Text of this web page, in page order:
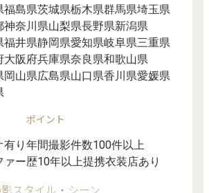
福島県茨城県栃木県群馬県埼玉県
神奈川県山梨県長野県新潟県
福井県静岡県愛知県岐阜県三重県
大阪府兵庫県奈良県和歌山県
岡山県広島県山口県香川県愛媛県
ポイント
り 年間撮影件数100件以上
ァー歴10年以上提携衣装店あり
スタイル・シーン